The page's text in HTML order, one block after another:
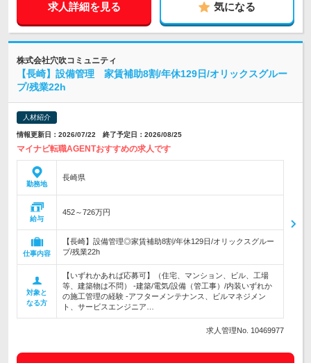
求人詳細を見る 気になる
株式会社穴吹コミュニティ
【長崎】設備管理 家賃補助8割/年休129日/オリックスグルー
プ/残業22h
人材紹介
情報更新日：2026/07/22 終了予定日：2026/08/25
マイナビ転職AGENTおすすめの求人です
勤務地
長崎県
給与
452～726万円
仕事内容
【長崎】設備管理◎家賃補助8割/年休129日/オリックスグルー
プ/残業22h
対象と
なる方
【いずれかあれば応募可】（住宅、マンション、ビル、工場
等、建築物は不問） -建築/電気/設備（管工事）/内装いずれか
の施工管理の経験 -アフターメンテナンス、ビルマネジメン
ト、サービスエンジニア…
求人管理No. 10469977